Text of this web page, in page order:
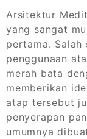
Arsitektur
yang sangat
pertama.
penggunaan
merah bata
memberikan
atap tersebut
penyerapan
umumnya